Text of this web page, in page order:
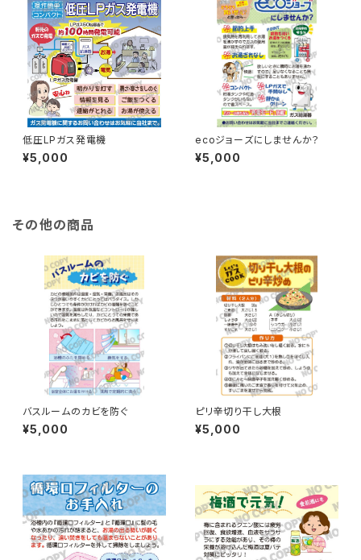
低圧LPガス発電機
¥5,000
ecoジョーズにしませんか？
¥5,000
その他の商品
バスルームのカビを防ぐ
¥5,000
ピリ辛切り干し大根
¥5,000